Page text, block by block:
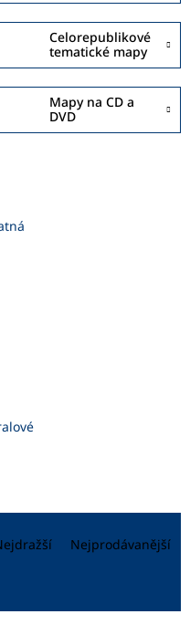
Celorepublikové
tematické mapy
Mapy na CD a
DVD
Nejprodávanější